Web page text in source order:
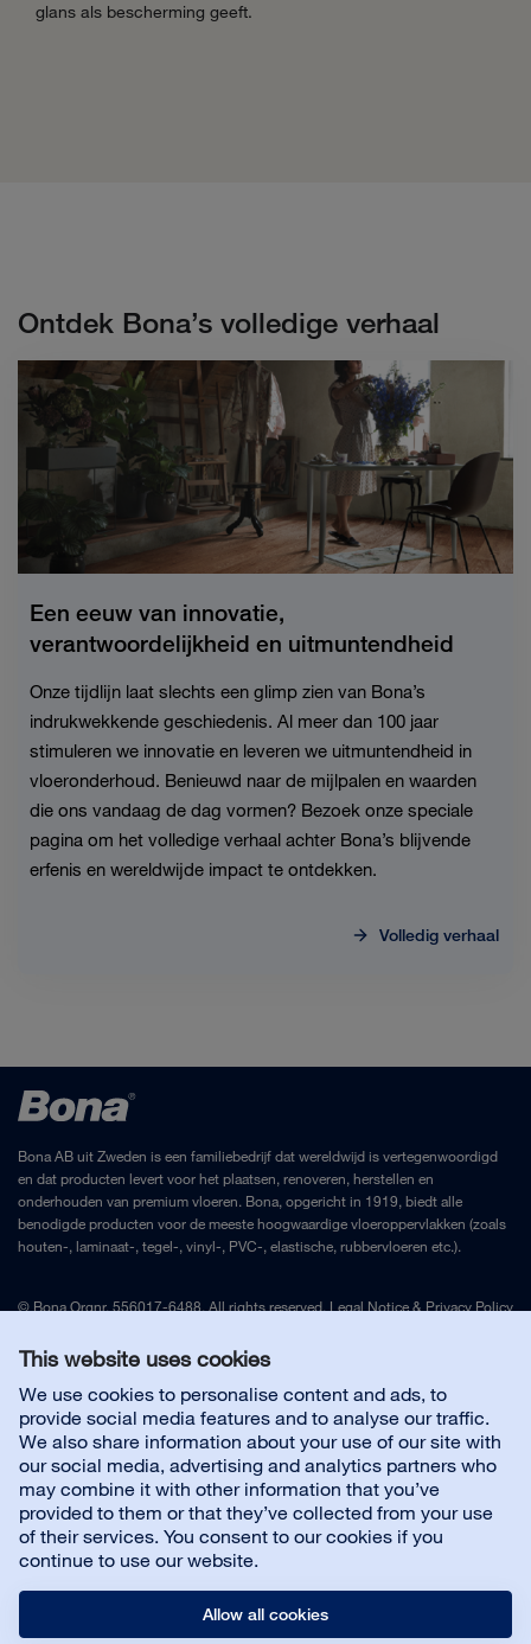
This website uses cookies
We use cookies to personalise content and ads, to
provide social media features and to analyse our traffic.
We also share information about your use of our site with
our social media, advertising and analytics partners who
may combine it with other information that you’ve
provided to them or that they’ve collected from your use
of their services. You consent to our cookies if you
continue to use our website.
Allow all cookies
glans als bescherming geeft.
Ontdek Bona’s volledige verhaal
Een eeuw van innovatie,
verantwoordelijkheid en uitmuntendheid
Onze tijdlijn laat slechts een glimp zien van Bona’s
indrukwekkende geschiedenis. Al meer dan 100 jaar
stimuleren we innovatie en leveren we uitmuntendheid in
vloeronderhoud. Benieuwd naar de mijlpalen en waarden
die ons vandaag de dag vormen? Bezoek onze speciale
pagina om het volledige verhaal achter Bona’s blijvende
erfenis en wereldwijde impact te ontdekken.
Volledig verhaal
Bona AB uit Zweden is een familiebedrijf dat wereldwijd is vertegenwoordigd
en dat producten levert voor het plaatsen, renoveren, herstellen en
onderhouden van premium vloeren. Bona, opgericht in 1919, biedt alle
benodigde producten voor de meeste hoogwaardige vloeroppervlakken (zoals
houten-, laminaat-, tegel-, vinyl-, PVC-, elastische, rubbervloeren etc.).
© Bona Orgnr. 556017-6488. All rights reserved. Legal Notice& Privacy Policy
Contact Nederland
Segmenten
Over ons